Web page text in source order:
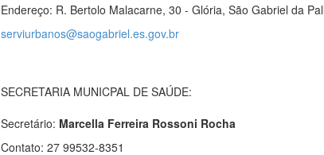
Endereço: R. Bertolo Malacarne, 30 - Glória, São Gabriel da
serviurbanos@saogabriel.es.gov.br
SECRETARIA MUNICPAL DE SAÚDE:
Secretário: Marcella Ferreira Rossoni Rocha
Contato: 27 99532-8351